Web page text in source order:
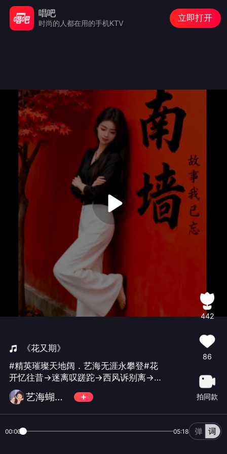
《花又期》
#精英璀璨天地阔．艺海无涯永攀登#花
开忆往昔→迷离叹蹉跎→西风诉别离→
执著盼归人。
艺海蝴蝶🦋
442
86
拍同款
00:00 05:18
唱吧
时尚的人都在用的手机KTV
立即打开